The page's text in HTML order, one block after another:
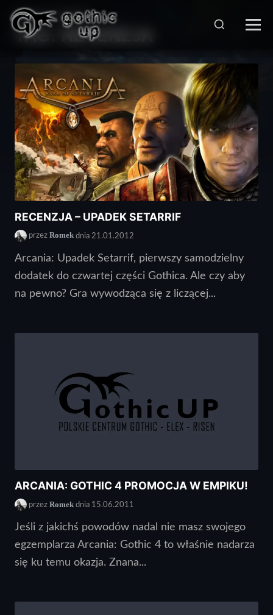
STRONA GŁÓWNA >
TAG: RECENZJA
RECENZJA – UPADEK SETARRIF
przez Romek dnia 21.01.2012
Arcania: Upadek Setarrif, pierwszy samodzielny
dodatek do czwartej części Gothica. Ale czy aby
na pewno? Gra wywodząca się z liczącej...
ARCANIA: GOTHIC 4 PROMOCJA W EMPIKU!
przez Romek dnia 15.06.2011
Jeśli z jakichś powodów nadal nie masz swojego
egzemplarza Arcania: Gothic 4 to właśnie nadarza
się ku temu okazja. Znana...